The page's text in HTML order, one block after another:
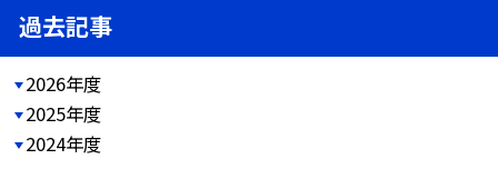
過去記事
2026年度
2025年度
2024年度